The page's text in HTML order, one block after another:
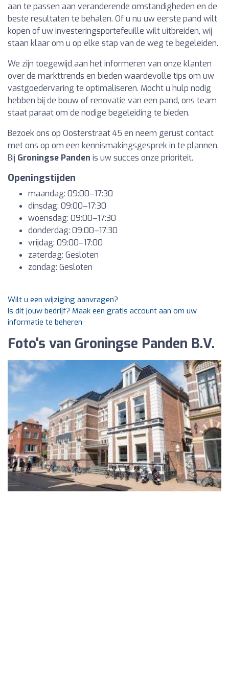
aan te passen aan veranderende omstandigheden en de
beste resultaten te behalen. Of u nu uw eerste pand wilt
kopen of uw investeringsportefeuille wilt uitbreiden, wij
staan klaar om u op elke stap van de weg te begeleiden.
We zijn toegewijd aan het informeren van onze klanten
over de markttrends en bieden waardevolle tips om uw
vastgoedervaring te optimaliseren. Mocht u hulp nodig
hebben bij de bouw of renovatie van een pand, ons team
staat paraat om de nodige begeleiding te bieden.
Bezoek ons op Oosterstraat 45 en neem gerust contact
met ons op om een kennismakingsgesprek in te plannen.
Bij Groningse Panden is uw succes onze prioriteit.
Openingstijden
maandag: 09:00–17:30
dinsdag: 09:00–17:30
woensdag: 09:00–17:30
donderdag: 09:00–17:30
vrijdag: 09:00–17:00
zaterdag: Gesloten
zondag: Gesloten
Wilt u een wijziging aanvragen?
Is dit jouw bedrijf? Maak een gratis account aan om uw
informatie te beheren
Foto's van Groningse Panden B.V.